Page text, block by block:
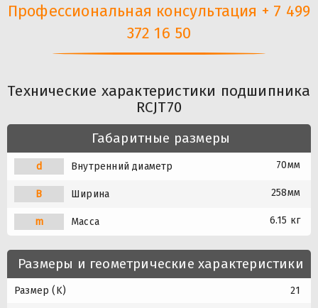
Профессиональная консультация + 7 499
372 16 50
Технические характеристики подшипника
RCJT70
Габаритные размеры
d Внутренний диаметр 70мм
B Ширина 258мм
m Масса 6.15 кг
Размеры и геометрические характеристики
Размер (K) 21